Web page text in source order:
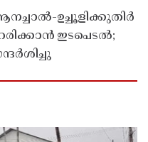
ഉച്ചൂളിക്കുതിർ
ഇടപെടൽ;